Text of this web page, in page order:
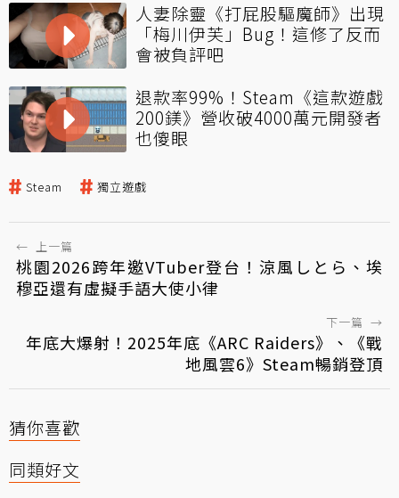
人妻除靈《打屁股驅魔師》出現
「梅川伊芙」Bug！這修了反而
會被負評吧
退款率99%！Steam《這款遊戲
200鎂》營收破4000萬元開發者
也傻眼
Steam 獨立遊戲
← 上一篇
桃園2026跨年邀VTuber登台！涼風しとら、埃
穆亞還有虛擬手語大使小律
下一篇 →
年底大爆射！2025年底《ARC Raiders》、《戰
地風雲6》Steam暢銷登頂
猜你喜歡
同類好文